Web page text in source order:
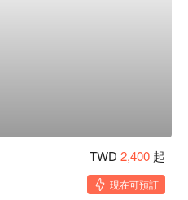
TWD 2,400 起
現在可預訂